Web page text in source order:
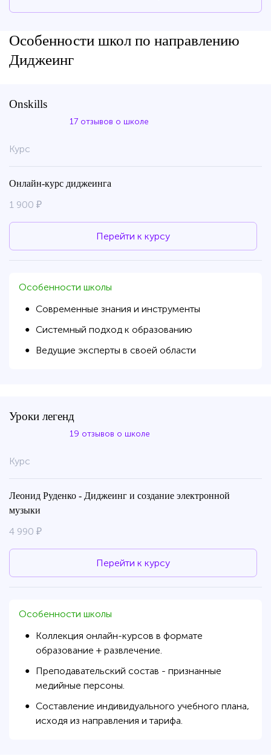
Особенности школ по направлению
Диджеинг
Onskills
17 отзывов о школе
Курс
Онлайн-курс диджеинга
1 900 ₽
Перейти к курсу
Особенности школы
● Современные знания и инструменты
● Системный подход к образованию
● Ведущие эксперты в своей области
Уроки легенд
19 отзывов о школе
Курс
Леонид Руденко - Диджеинг и создание электронной
музыки
4 990 ₽
Перейти к курсу
Особенности школы
●
Коллекция онлайн-курсов в формате
образование + развлечение.
●
Преподавательский состав - признанные
медийные персоны.
● Составление индивидуального учебного плана,
исходя из направления и тарифа.